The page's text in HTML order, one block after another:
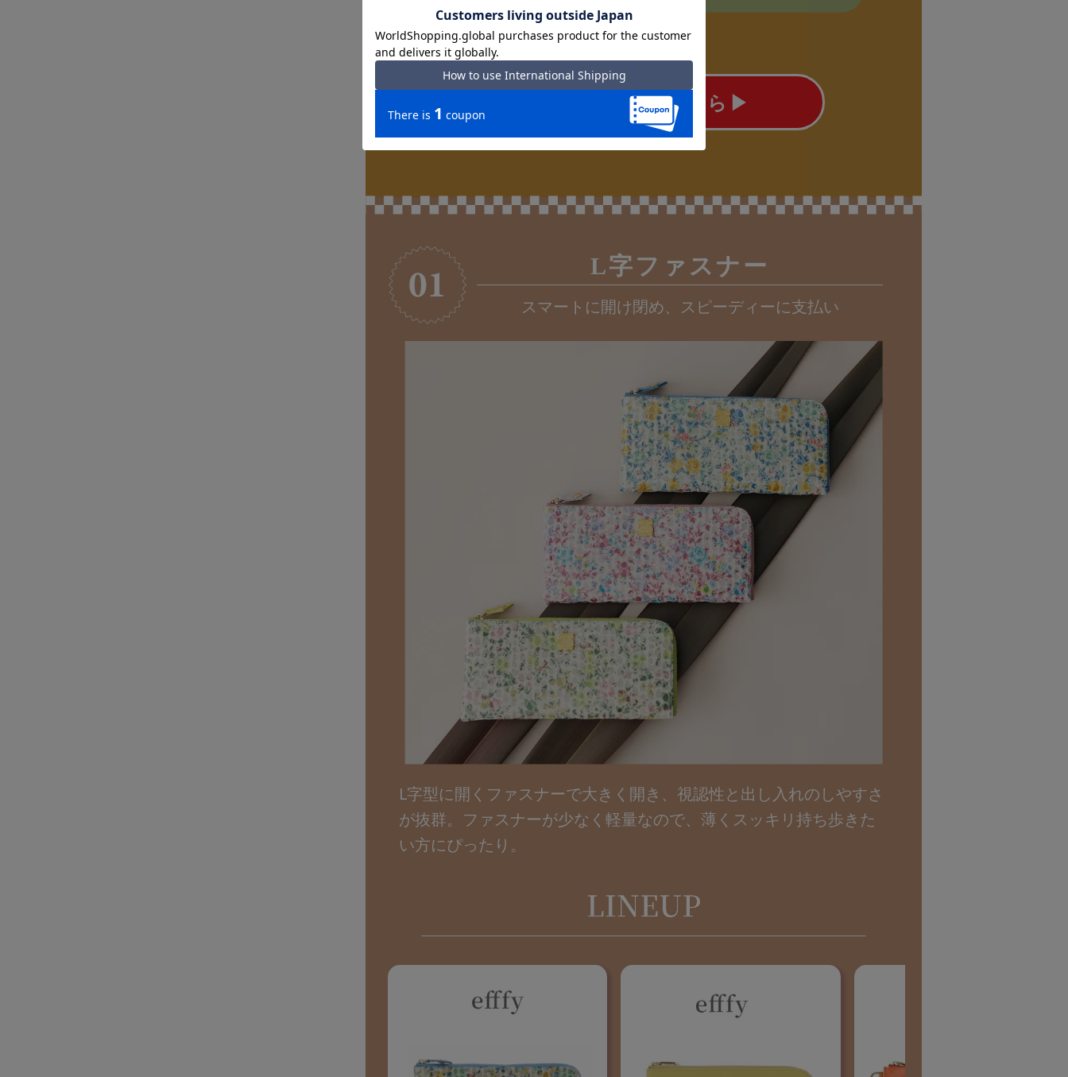
長財布一覧はこちら▶︎
L字ファスナー
スマートに開け閉め、スピーディーに支払い
L字型に開くファスナーで大きく開き、視認性と出し入れのしやすさ
が抜群。ファスナーが少なく軽量なので、薄くスッキリ持ち歩きた
い方にぴったり。